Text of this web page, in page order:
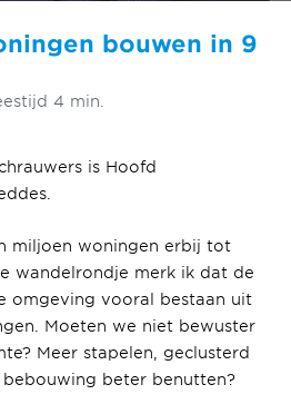
bouwen in 9
4 min.
is Hoofd
miljoen woningen erbij tot
wandelrondje merk ik dat de
omgeving vooral bestaan uit
Moeten we niet bewuster
Meer stapelen, geclusterd
beter benutten?